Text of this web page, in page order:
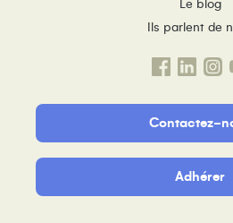
Le blog
Ils parlent de
Contactez-
Adhérer